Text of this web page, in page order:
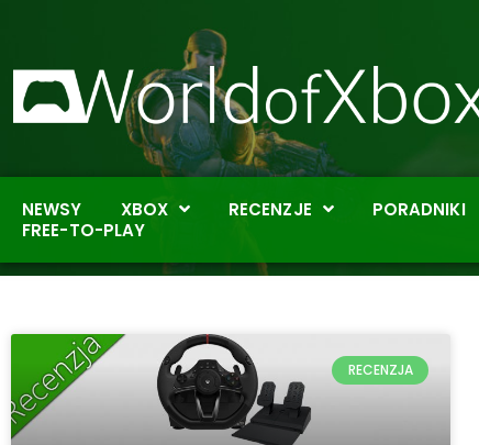
NEWSY XBOX RECENZJE PORADNIKI
FREE-TO-PLAY
RECENZJA